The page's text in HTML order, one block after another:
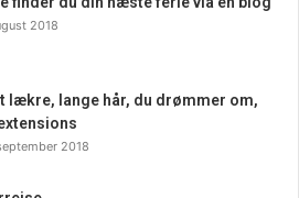
2018
lækre, lange hår, du drømmer om,
2018